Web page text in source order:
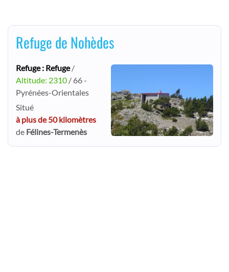
Refuge de Nohèdes
Refuge : Refuge/
Altitude: 2310 / 66 -
Pyrénées-Orientales
Situé
à plus de 50 kilomètres
de Félines-Termenès